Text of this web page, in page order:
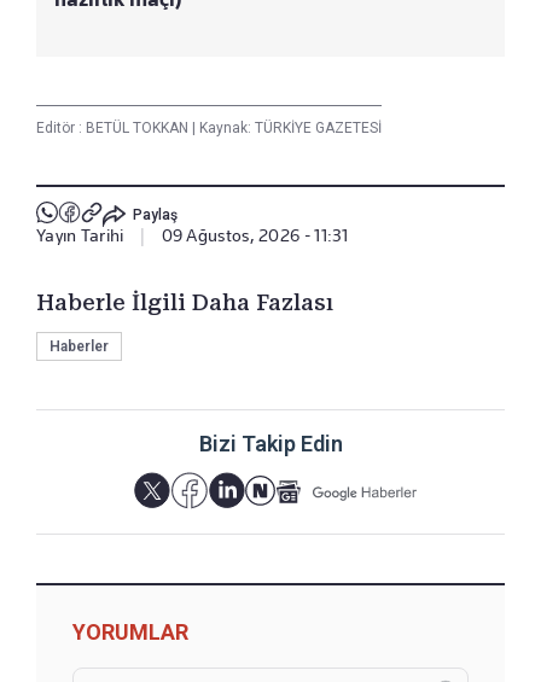
Editör : BETÜL TOKKAN Kaynak: TÜRKİYE GAZETESİ
Paylaş
Yayın Tarihi 09 Ağustos, 2026 - 11:31
Haberle İlgili Daha Fazlası
Haberler
Bizi Takip Edin
YORUMLAR